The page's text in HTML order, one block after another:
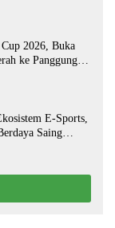
2026, Buka
ke Panggung
E-Sports,
Saing